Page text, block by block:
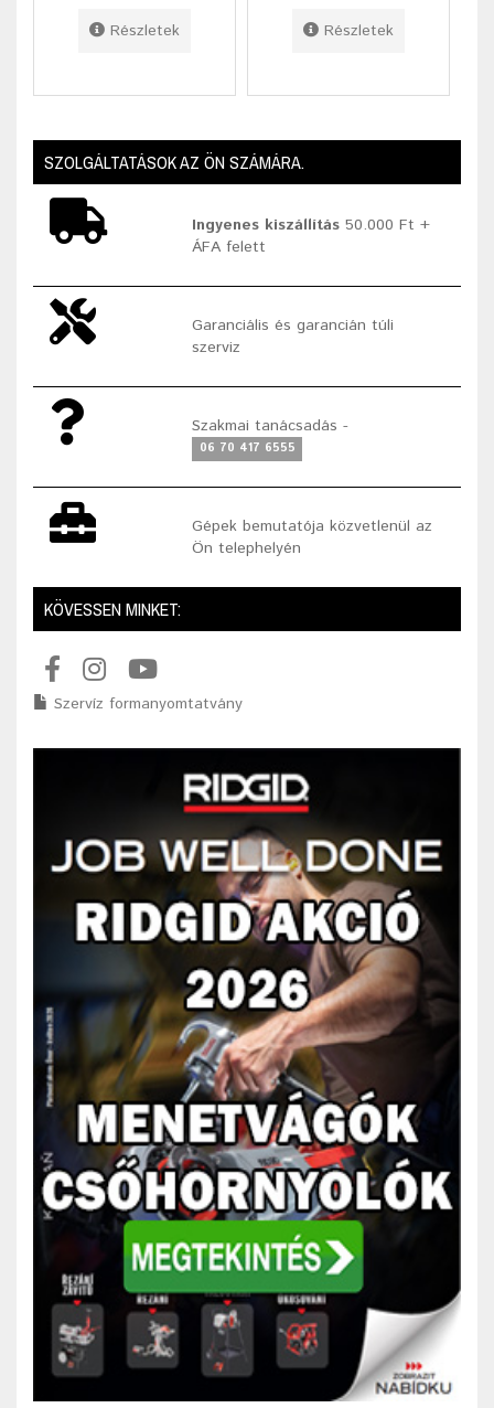
Részletek Részletek
SZOLGÁLTATÁSOK AZ ÖN SZÁMÁRA.
Ingyenes kiszállítás 50.000 Ft +
ÁFA felett
Garanciális és garancián túli
szerviz
Szakmai tanácsadás -
06 70 417 6555
Gépek bemutatója közvetlenül az
Ön telephelyén
KÖVESSEN MINKET:
Szervíz formanyomtatvány